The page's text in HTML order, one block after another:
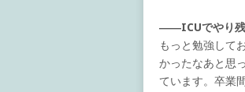
――ICUでやり残
もっと勉強して
かったなあと思
ています。卒業